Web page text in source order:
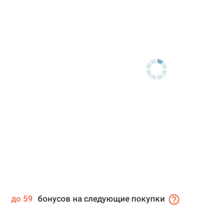
до 59 бонусов на следующие покупки